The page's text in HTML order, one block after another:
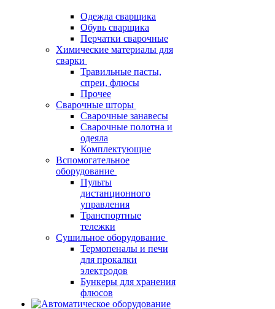
Одежда сварщика
Обувь сварщика
Перчатки сварочные
Химические материалы для
сварки
Травильные пасты,
спреи, флюсы
Прочее
Сварочные шторы
Сварочные занавесы
Сварочные полотна и
одеяла
Комплектующие
Вспомогательное
оборудование
Пульты
дистанционного
управления
Транспортные
тележки
Сушильное оборудование
Термопеналы и печи
для прокалки
электродов
Бункеры для хранения
флюсов